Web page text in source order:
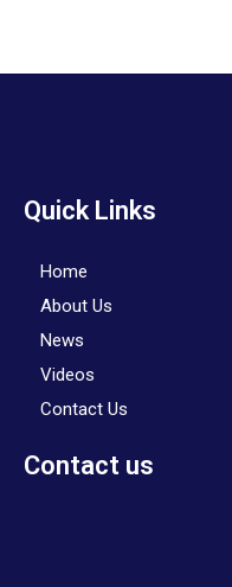
Quick Links
Home
About Us
News
Videos
Contact Us
Contact us